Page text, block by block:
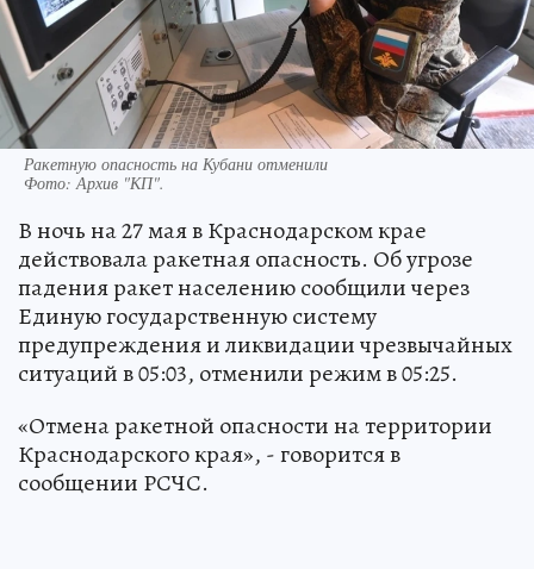
Ракетную опасность на Кубани отменили
Фото:Архив "КП".
В ночь на 27 мая в Краснодарском крае
действовала ракетная опасность. Об угрозе
падения ракет населению сообщили через
Единую государственную систему
предупреждения и ликвидации чрезвычайных
ситуаций в 05:03, отменили режим в 05:25.
«Отмена ракетной опасности на территории
Краснодарского края», - говорится в
сообщении РСЧС.